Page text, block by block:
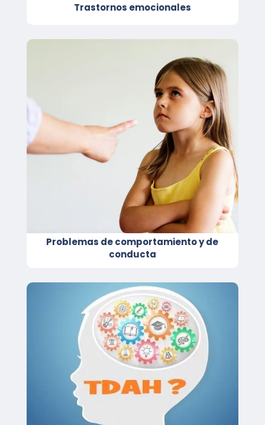
Trastornos emocionales
Problemas de comportamiento y de
conducta